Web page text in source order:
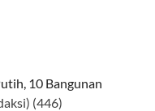
10 Bangunan
(446)